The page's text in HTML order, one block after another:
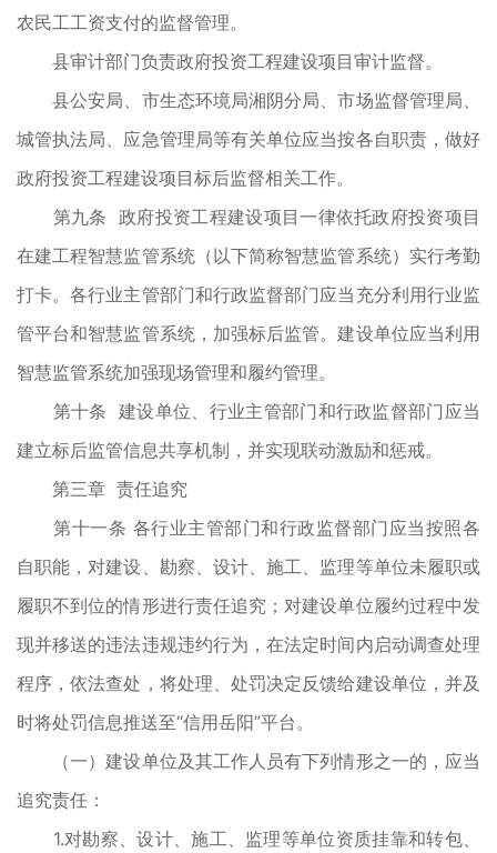
农民工工资支付的监督管理。
县审计部门负责政府投资工程建设项目审计监督。
县公安局、市生态环境局湘阴分局、市场监督管理局、
城管执法局、应急管理局等有关单位应当按各自职责，做好
政府投资工程建设项目标后监督相关工作。
第九条 政府投资工程建设项目一律依托政府投资项目
在建工程智慧监管系统（以下简称智慧监管系统）实行考勤
打卡。各行业主管部门和行政监督部门应当充分利用行业监
管平台和智慧监管系统，加强标后监管。建设单位应当利用
智慧监管系统加强现场管理和履约管理。
第十条 建设单位、行业主管部门和行政监督部门应当
建立标后监管信息共享机制，并实现联动激励和惩戒。
第三章 责任追究
第十一条 各行业主管部门和行政监督部门应当按照各
自职能，对建设、勘察、设计、施工、监理等单位未履职或
履职不到位的情形进行责任追究；对建设单位履约过程中发
现并移送的违法违规违约行为，在法定时间内启动调查处理
程序，依法查处，将处理、处罚决定反馈给建设单位，并及
时将处罚信息推送至“信用岳阳”平台。
（一）建设单位及其工作人员有下列情形之一的，应当
追究责任：
1.对勘察、设计、施工、监理等单位资质挂靠和转包、